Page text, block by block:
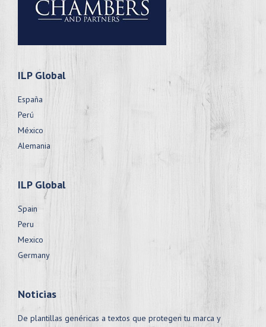
ILP Global
España
Perú
México
Alemania
ILP Global
Spain
Peru
Mexico
Germany
Noticias
De plantillas genéricas a textos que protegen tu marca y